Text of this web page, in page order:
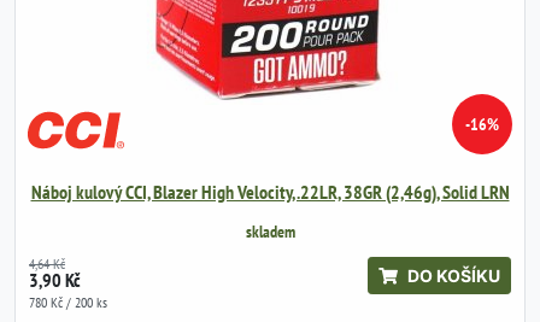
-16%
Náboj kulový CCI, Blazer High Velocity, .22LR, 38GR (2,46g), Solid LRN
skladem
4,64 Kč
3,90 Kč
780 Kč / 200 ks
DO KOŠÍKU